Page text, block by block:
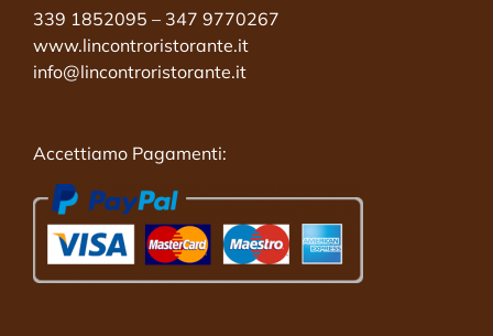
339 1852095 – 347 9770267
www.lincontroristorante.it
info@lincontroristorante.it
Accettiamo Pagamenti: